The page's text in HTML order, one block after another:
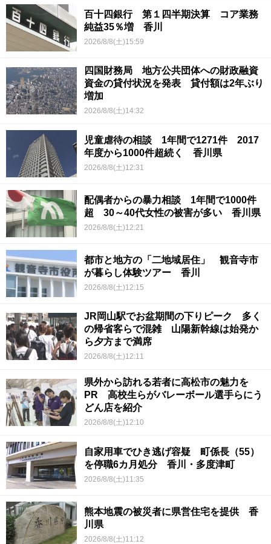
百十四銀行 第１四半期決算 コア業務
純益35％増 香川
2026/8/8(土)15:59
四国財務局 地方公共団体への財政融資
資金の貸付状況を発表 貸付額は2年ぶり
増加
2026/8/8(土)14:32
児童虐待の相談 1年間で1271件 2017
年度から1000件超続く 香川県
2026/8/8(土)12:31
配偶者からの暴力相談 1年間で1000件
超 30～40代女性の被害が多い 香川県
2026/8/8(土)12:21
都市と地方の「二地域居住」 観音寺市
が暮らし体験ツアー 香川
2026/8/8(土)12:15
JR岡山駅でお盆期間の下りピーク 多く
の帰省客らで混雑 山陽新幹線は始発か
ら夕方まで満席
2026/8/8(土)12:11
県外から訪れる若者に高松市の魅力を
PR 高校生らがバレーボール選手らにう
どん店を紹介
2026/8/8(土)12:10
自家用車でひき逃げ容疑 町係長（55）
を停職6カ月処分 香川・多度津町
2026/8/8(土)11:35
熊本地震の被災者に県営住宅を提供 香
川県
2026/8/8(土)11:12